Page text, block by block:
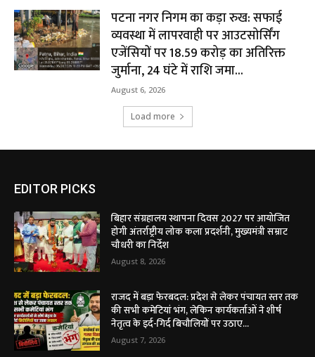
पटना नगर निगम का कड़ा रुख: सफाई
व्यवस्था में लापरवाही पर आउटसोर्सिंग
एजेंसियों पर ₹18.59 करोड़ का अतिरिक्त
जुर्माना, 24 घंटे में राशि जमा...
August 6, 2026
Load more
EDITOR PICKS
बिहार संग्रहालय स्थापना दिवस 2027 पर आयोजित
होगी अंतर्राष्ट्रीय लोक कला प्रदर्शनी, मुख्यमंत्री सम्राट
चौधरी का निर्देश
August 8, 2026
राजद में बड़ा फेरबदल: प्रदेश से लेकर पंचायत स्तर तक
की सभी कमेटियां भंग, लेकिन कार्यकर्ताओं ने शीर्ष
नेतृत्व के इर्द-गिर्द बिचौलियों पर उठाए...
August 7, 2026